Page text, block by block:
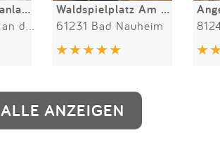
Spielplatz Lahnanlagen 3.04 Waldspielplatz Am Goldsteinwäldchen
61231 Bad Nauheim
ALLE ANZEIGEN